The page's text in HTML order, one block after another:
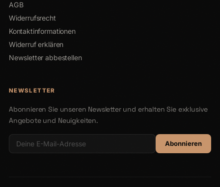
AGB
Widerrufsrecht
Kontaktinformationen
Widerruf erklären
Newsletter abbestellen
NEWSLETTER
Abonnieren Sie unseren Newsletter und erhalten Sie exklusive
Angebote und Neuigkeiten.
Abonnieren